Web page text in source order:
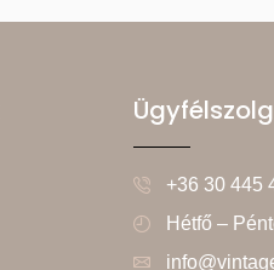
+36 30 445
Hétfő –